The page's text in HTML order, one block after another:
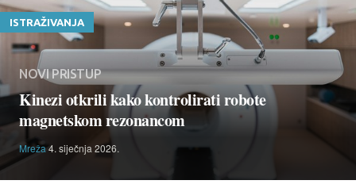
ISTRAŽIVANJA
NOVI PRISTUP
Kinezi otkrili kako kontrolirati robote
magnetskom rezonancom
Mreža4. siječnja 2026.